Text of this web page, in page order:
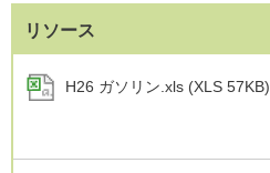
リソース
H26 ガソリン.xls (XLS 57KB)